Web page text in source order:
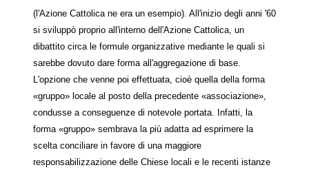
(l'Azione Cattolica ne era un esempio). All'inizio degli anni '60
si sviluppò proprio all'interno dell'Azione Cattolica, un
dibattito circa le formule organizzative mediante le quali si
sarebbe dovuto dare forma all'aggregazione di base.
L'opzione che venne poi effettuata, cioè quella della forma
«gruppo» locale al posto della precedente «associazione»,
condusse a conseguenze di notevole portata. Infatti, la
forma «gruppo» sembrava la più adatta ad esprimere la
scelta conciliare in favore di una maggiore
responsabilizzazione delle Chiese locali e le recenti istanze